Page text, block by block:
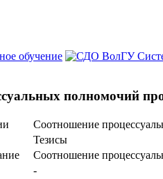
обучение
полномочий
Соотношение
Тезисы
Соотношение
-